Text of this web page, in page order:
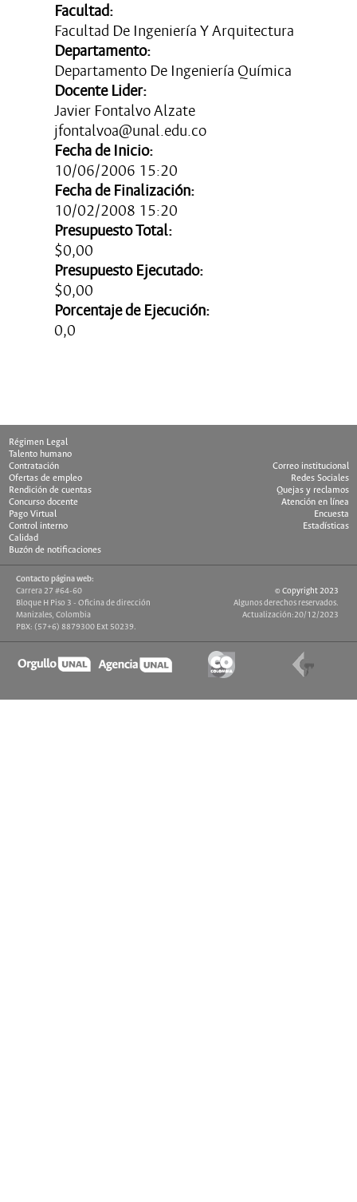
Facultad:
Facultad De Ingeniería Y Arquitectura
Departamento:
Departamento De Ingeniería Química
Docente Lider:
Javier Fontalvo Alzate
jfontalvoa@unal.edu.co
Fecha de Inicio:
10/06/2006 15:20
Fecha de Finalización:
10/02/2008 15:20
Presupuesto Total:
$0,00
Presupuesto Ejecutado:
$0,00
Porcentaje de Ejecución:
0,0
Régimen Legal
Talento humano
Contratación
Ofertas de empleo
Rendición de cuentas
Concurso docente
Pago Virtual
Control interno
Calidad
Buzón de notificaciones
Correo institucional
Redes Sociales
Quejas y reclamos
Atención en línea
Encuesta
Estadísticas
Contacto página web:
Carrera 27 #64-60
Bloque H Piso 3 - Oficina de dirección
Manizales, Colombia
PBX: (57+6) 8879300 Ext 50239.
© Copyright 2023
Algunos derechos reservados.
Actualización:20/12/2023